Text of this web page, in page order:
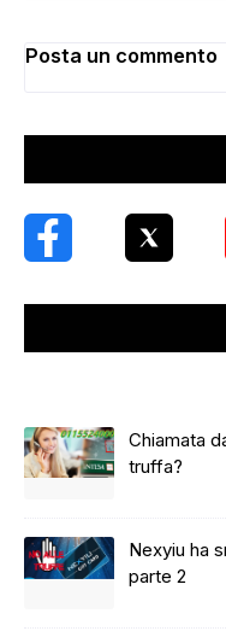
Posta un commento
Chiamata
truffa?
Nexyiu ha
parte 2